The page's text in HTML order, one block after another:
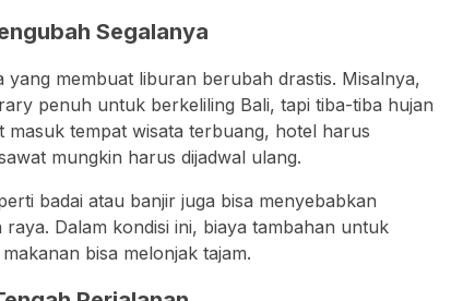
Segalanya
yang membuat liburan berubah drastis. Misalnya,
penuh untuk berkeliling Bali, tapi tiba-tiba hujan
tempat wisata terbuang, hotel harus
mungkin harus dijadwal ulang.
badai atau banjir juga bisa menyebabkan
Dalam kondisi ini, biaya tambahan untuk
bisa melonjak tajam.